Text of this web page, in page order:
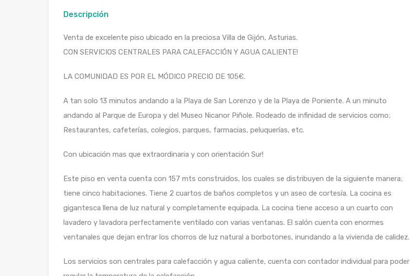
Descripción
Venta de excelente piso ubicado en la preciosa Villa de Gijón, Asturias.
CON SERVICIOS CENTRALES PARA CALEFACCIÓN Y AGUA CALIENTE!
LA COMUNIDAD ES POR EL MÓDICO PRECIO DE 105€.
A tan solo 13 minutos andando a la Playa de San Lorenzo y de la Playa de Poniente. A un minuto
andando al Parque de Europa y del Museo Nicanor Piñole. Rodeado de infinidad de servicios como;
Restaurantes, cafeterías, colegios, parques, farmacias, peluquerías, etc.
Con ubicación mas que extraordinaria y con orientación Sur!
Este piso en venta cuenta con 157 mts construidos, los cuales se distribuyen de la siguiente manera;
tiene cinco habitaciones. Tiene 2 cuartos de baños completos y un aseo de cortesía. La cocina es
gigantesca llena de luz natural y completamente equipada. La cocina tiene acceso a un cuarto con
lavadero y lavadora perfectamente ventilado con varias ventanas. El salón cuenta con enormes
ventanales que dejan entrar los chorros de luz natural a borbotones, inundando a la vivienda de calidez.
Los servicios son centrales para calefacción y agua caliente, cuenta con contador individual para poder